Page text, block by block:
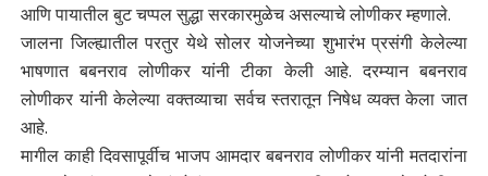
आणि पायातील बुट चप्पल सुद्धा सरकारमुळेच असल्याचे लोणीकर म्हणाले.
जालना जिल्ह्यातील परतुर येथे सोलर योजनेच्या शुभारंभ प्रसंगी केलेल्या
भाषणात बबनराव लोणीकर यांनी टीका केली आहे. दरम्यान बबनराव
लोणीकर यांनी केलेल्या वक्तव्याचा सर्वच स्तरातून निषेध व्यक्त केला जात
आहे.
मागील काही दिवसापूर्वीच भाजप आमदार बबनराव लोणीकर यांनी मतदारांना